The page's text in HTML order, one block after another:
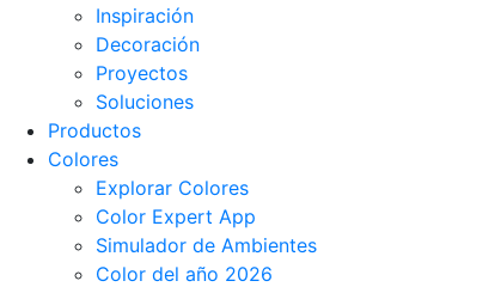
Inspiración
Decoración
Proyectos
Soluciones
Productos
Colores
Explorar Colores
Color Expert App
Simulador de Ambientes
Color del año 2026